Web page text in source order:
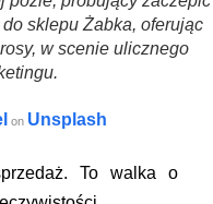
sklepu Żabka, oferując
w scenie ulicznego
on Unsplash
To walka o